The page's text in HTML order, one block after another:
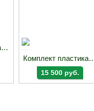
Комплект пластика Acerbis EXC/EXC-F 2026
Комплект пластика
15 500 руб.